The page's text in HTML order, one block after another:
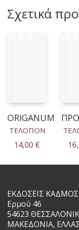
Σχετικά
ORIGANUM
ΤΕΛΟΠΟΝ
14,00 €
ΕΚΔΟΣΕΙΣ ΚΑΔΜΟΣ
Ερμού 46
54623
ΜΑΚΕΔΟΝΙΑ,